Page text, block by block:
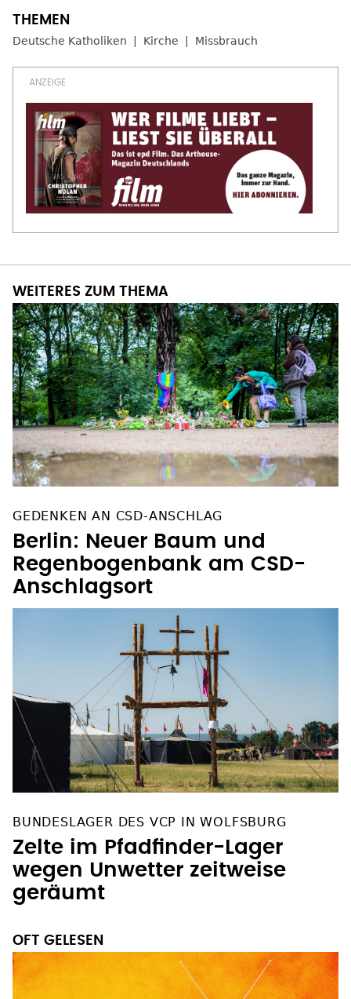
Deutsche Katholiken Kirche Missbrauch
Berlin: Neuer Baum und
Regenbogenbank am CSD-
Anschlagsort
Zelte im Pfadfinder-Lager
wegen Unwetter zeitweise
geräumt